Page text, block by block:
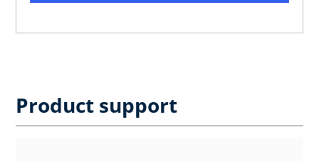
Product support